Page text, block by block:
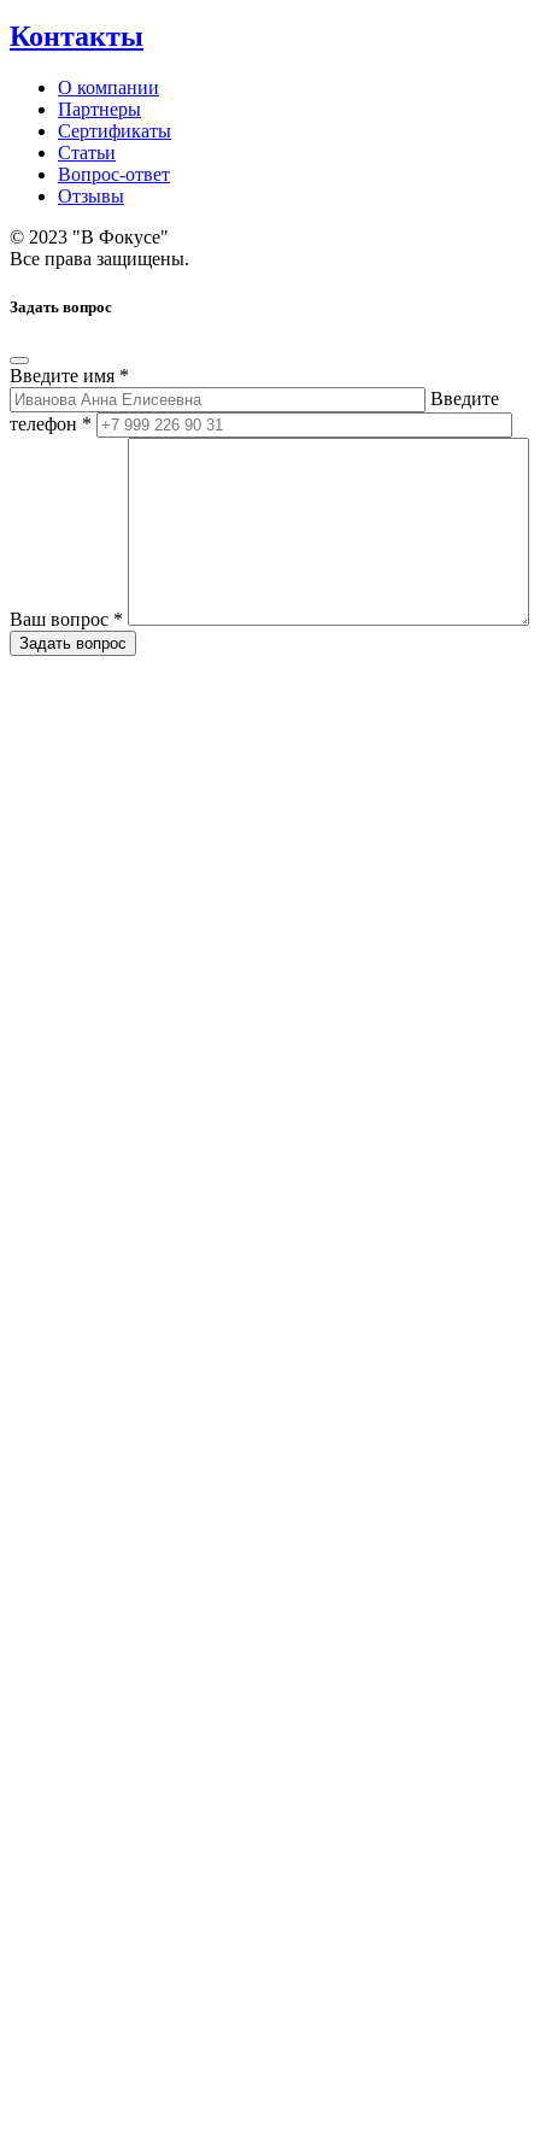
Контакты
О компании
Партнеры
Сертификаты
Статьи
Вопрос-ответ
Отзывы
© 2023 "В Фокусе"
Все права защищены.
Задать вопрос
Введите имя *
Введите
телефон *
Ваш вопрос *
Задать вопрос